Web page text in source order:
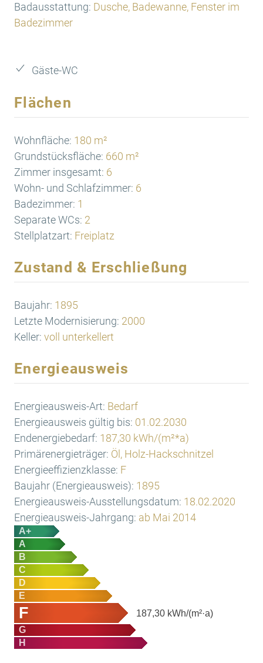
Badausstattung: Dusche, Badewanne, Fenster im
Badezimmer
Gäste-WC
Flächen
Wohnfläche: 180 m²
Grundstücksfläche: 660 m²
Zimmer insgesamt: 6
Wohn- und Schlafzimmer: 6
Badezimmer: 1
Separate WCs: 2
Stellplatzart: Freiplatz
Zustand & Erschließung
Baujahr: 1895
Letzte Modernisierung: 2000
Keller: voll unterkellert
Energieausweis
Energieausweis-Art: Bedarf
Energieausweis gültig bis: 01.02.2030
Endenergiebedarf: 187,30 kWh/(m²*a)
Primärenergieträger: Öl, Holz-Hackschnitzel
Energieeffizienzklasse: F
Baujahr (Energieausweis): 1895
Energieausweis-Ausstellungsdatum: 18.02.2020
Energieausweis-Jahrgang: ab Mai 2014
A+
A
B
C
D
E
F 187,30 kWh/(m²·a)
G
H